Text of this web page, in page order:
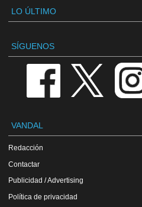
LO ÚLTIMO
SÍGUENOS
VANDAL
Redacción
Contactar
Publicidad / Advertising
Política de privacidad